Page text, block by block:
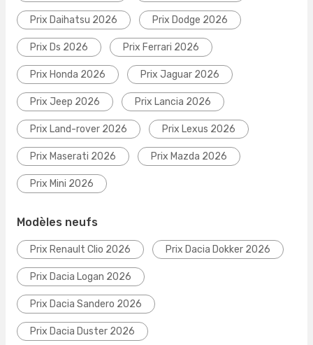
Prix Daihatsu 2026 Prix Dodge 2026
Prix Ds 2026 Prix Ferrari 2026
Prix Honda 2026 Prix Jaguar 2026
Prix Jeep 2026 Prix Lancia 2026
Prix Land-rover 2026 Prix Lexus 2026
Prix Maserati 2026 Prix Mazda 2026
Prix Mini 2026
Modèles neufs
Prix Renault Clio 2026 Prix Dacia Dokker 2026
Prix Dacia Logan 2026
Prix Dacia Sandero 2026
Prix Dacia Duster 2026